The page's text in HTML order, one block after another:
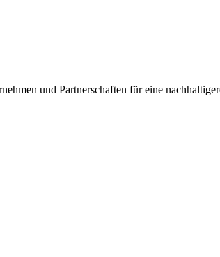
und Partnerschaften für eine